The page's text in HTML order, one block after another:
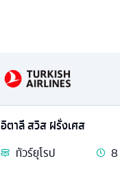
อิตาลี สวิส ฝรั่งเศส
ทัวร์ยุโรป 8